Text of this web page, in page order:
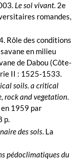
Le sol vivant. 2e
romandes,
Rôle des conditions
en milieu
de Dabou (Côte-
II : 1525-1533.
soils. a critical
rock and vegetation.
en 1959 par
p.
des sols. La
pédoclimatiques du